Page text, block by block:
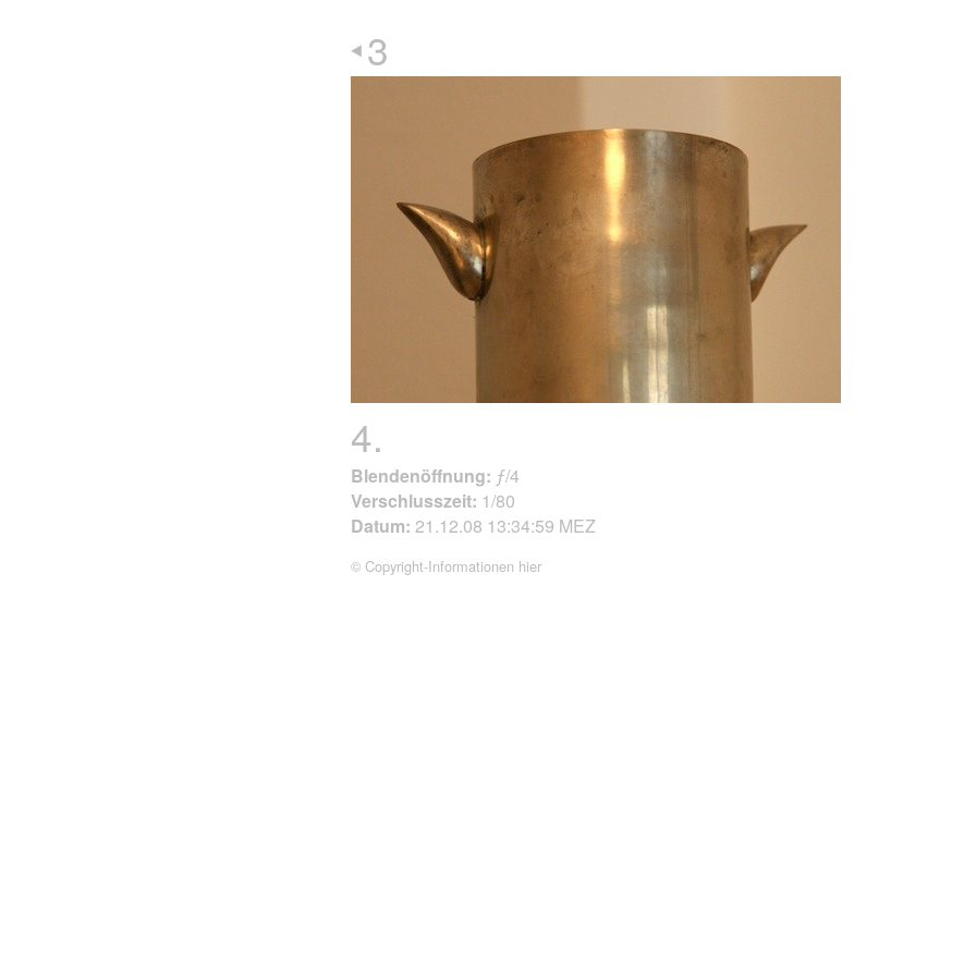
3
4.
Blendenöffnung: ƒ/4
Verschlusszeit: 1/80
Datum: 21.12.08 13:34:59 MEZ
© Copyright-Informationen hier